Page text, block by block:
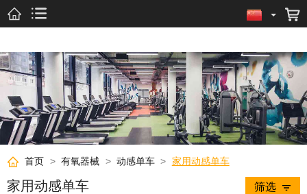
首页 > 有氧器械 > 动感单车 > 家用动感单车
家用动感单车 筛选